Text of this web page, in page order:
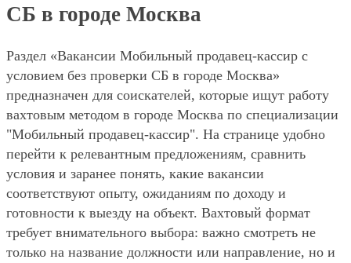
СБ в городе Москва
Раздел «Вакансии Мобильный продавец-кассир с
условием без проверки СБ в городе Москва»
предназначен для соискателей, которые ищут работу
вахтовым методом в городе Москва по специализации
"Мобильный продавец-кассир". На странице удобно
перейти к релевантным предложениям, сравнить
условия и заранее понять, какие вакансии
соответствуют опыту, ожиданиям по доходу и
готовности к выезду на объект. Вахтовый формат
требует внимательного выбора: важно смотреть не
только на название должности или направление, но и